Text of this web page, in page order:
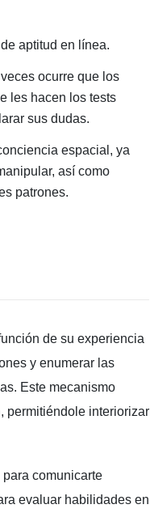
aptitud en línea.
ocurre que los
les hacen los tests
sus dudas.
espacial, ya
así como
patrones.
de su experiencia
y enumerar las
Este mecanismo
permitiéndole interiorizar
comunicarte
evaluar habilidades en